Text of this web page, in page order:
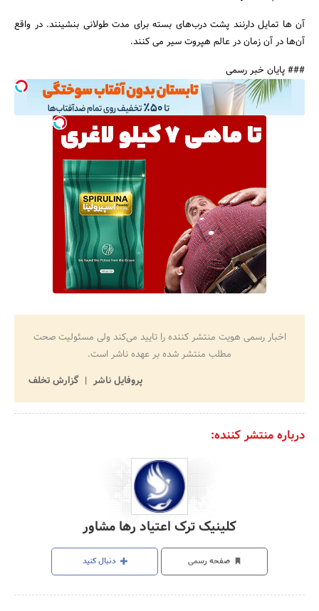
آن ها تمایل دارنند پشت درب‌های بسته برای مدت طولانی بنشینند. در واقع
آن‌ها در آن زمان در عالم هپروت سیر می کنند.
### پایان خبر رسمی
اخبار رسمی هویت منتشر کننده را تایید می‌کند ولی مسئولیت صحت
مطلب منتشر شده بر عهده ناشر است.
پروفایل ناشر
گزارش تخلف
درباره منتشر کننده:
کلینیک ترک اعتیاد رها مشاور
صفحه رسمی دنبال کنید